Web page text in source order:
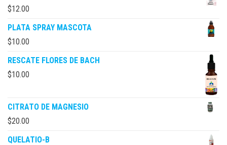
$12.00
PLATA SPRAY MASCOTA
$10.00
RESCATE FLORES DE BACH
$10.00
CITRATO DE MAGNESIO
$20.00
QUELATIO-B